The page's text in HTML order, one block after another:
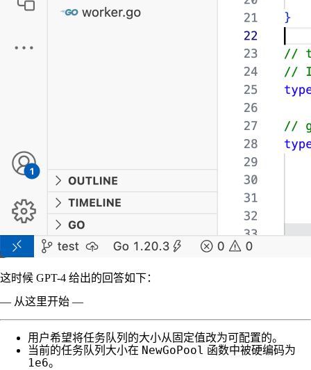
这时候 GPT-4 给出的回答如下：
— 从这里开始 —
用户希望将任务队列的大小从固定值改为可配置的。
当前的任务队列大小在 NewGoPool 函数中被硬编码为
1e6。